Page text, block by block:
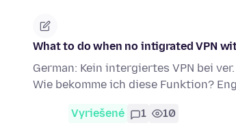
What to do when no intigrated VPN
German: Kein intergiertes VPN bei
Wie bekomme ich diese Funktion?
Vyriešené 1 10